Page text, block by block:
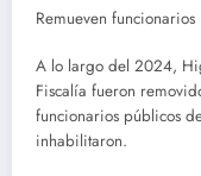
Remueven funcionarios
A lo largo del 2024,
Fiscalía fueron
funcionarios públicos
inhabilitaron.